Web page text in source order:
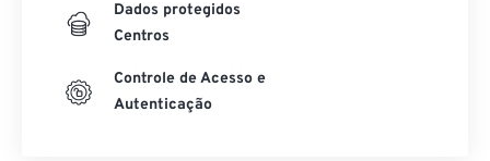
Dados protegidos
Centros
Controle de Acesso e
Autenticação